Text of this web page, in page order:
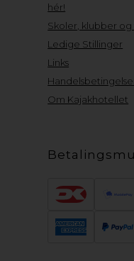
hér!
Skoler, klubber
Ledige Stillinger
Links
Om Kajakhotellet